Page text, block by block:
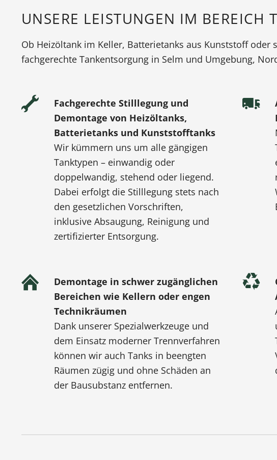
UNSERE LEISTUNGEN IM BEREICH
Ob Heizöltank im Keller, Batterietanks aus Kunststoff
fachgerechte Tankentsorgung in Selm und Umgebung,
Fachgerechte Stilllegung und
Demontage von Heizöltanks,
Batterietanks und Kunststofftanks
Wir kümmern uns um alle gängigen
Tanktypen – einwandig oder
doppelwandig, stehend oder liegend.
Dabei erfolgt die Stilllegung stets nach
den gesetzlichen Vorschriften,
inklusive Absaugung, Reinigung und
zertifizierter Entsorgung.
Demontage in schwer zugänglichen
Bereichen wie Kellern oder engen
Technikräumen
Dank unserer Spezialwerkzeuge und
dem Einsatz moderner Trennverfahren
können wir auch Tanks in beengten
Räumen zügig und ohne Schäden an
der Bausubstanz entfernen.